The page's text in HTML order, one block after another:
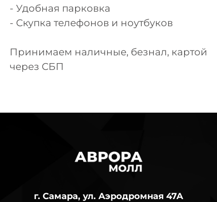
- Удобная парковка
- Скупка телефонов и ноутбуков
Принимаем наличные, безнал, картой
через СБП
г. Самара, ул. Аэродромная 47А